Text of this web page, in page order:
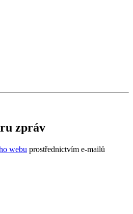
zpráv
webu prostřednictvím e-mailů